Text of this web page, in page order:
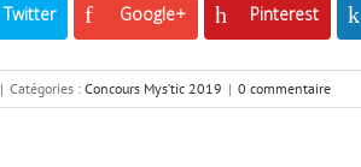
Twitter Google+ Pinterest
| Catégories : Concours Mys’tic 2019 | 0 commentaire